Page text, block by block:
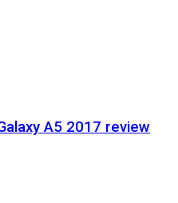
A5 2017 review